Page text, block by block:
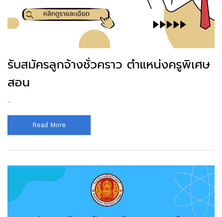
รับสมัครลูกจ้างชั่วคราว ตำแหน่งครูพิเศษ
สอน
...
Read More